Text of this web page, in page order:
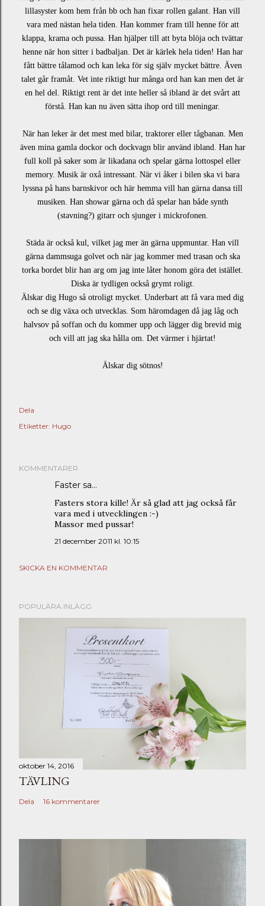
lillasyster kom hem från bb och han fixar rollen galant. Han vill
vara med nästan hela tiden. Han kommer fram till henne för att
klappa, krama och pussa. Han hjälper till att byta blöja och tvättar
henne när hon sitter i badbaljan. Det är kärlek hela tiden! Han har
fått bättre tålamod och kan leka för sig själv mycket bättre. Även
talet går framåt. Vet inte riktigt hur många ord han kan men det är
en hel del. Riktigt rent är det inte heller så ibland är det svårt att
förstå. Han kan nu även sätta ihop ord till meningar.
När han leker är det mest med bilar, traktorer eller tågbanan. Men
även mina gamla dockor och dockvagn blir använd ibland. Han har
full koll på saker som är likadana och spelar gärna lottospel eller
memory. Musik är oxå intressant. När vi åker i bilen ska vi bara
lyssna på hans barnskivor och här hemma vill han gärna dansa till
musiken. Han showar gärna och då spelar han både synth
(stavning?) gitarr och sjunger i mickrofonen.
Städa är också kul, vilket jag mer än gärna uppmuntar. Han vill
gärna dammsuga golvet och när jag kommer med trasan och ska
torka bordet blir han arg om jag inte låter honom göra det istället.
Diska är tydligen också grymt roligt.
Älskar dig Hugo så otroligt mycket. Underbart att få vara med dig
och se dig växa och utvecklas. Som häromdagen då jag låg och
halvsov på soffan och du kommer upp och lägger dig brevid mig
och vill att jag ska hålla om. Det värmer i hjärtat!
Älskar dig sötnos!
Dela
Etiketter: Hugo
KOMMENTARER
Faster sa…
Fasters stora kille! Är så glad att jag också får
vara med i utvecklingen :-)
Massor med pussar!
21 december 2011 kl. 10:15
SKICKA EN KOMMENTAR
POPULÄRA INLÄGG
oktober 14, 2016
TÄVLING
Dela 16 kommentarer